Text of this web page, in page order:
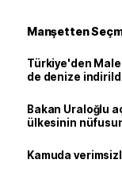
Manşetten
Türkiye'den
de denize
Bakan Uraloğlu
ülkesinin
Kamuda